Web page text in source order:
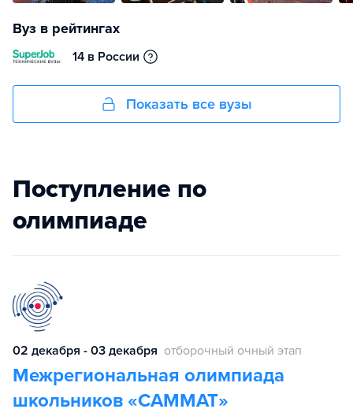
Вуз в рейтингах
14 в России
Показать все вузы
Поступление по
олимпиаде
02 декабря - 03 декабря отборочный очный этап
Межрегиональная олимпиада
школьников «САММАТ»